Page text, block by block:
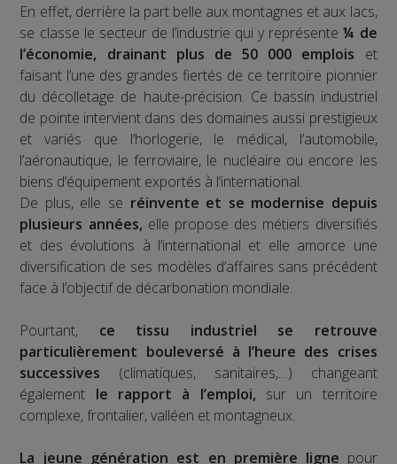
En effet, derrière la part belle aux montagnes et aux lacs,
se classe le secteur de l’industrie qui y représente¼ de
l’économie, drainant plus de 50 000 emplois et
faisant l’une des grandes fiertés de ce territoire pionnier
du décolletage de haute-précision. Ce bassin industriel
de pointe intervient dans des domaines aussi prestigieux
et variés que l’horlogerie, le médical, l’automobile,
l’aéronautique, le ferroviaire, le nucléaire ou encore les
biens d’équipement exportés à l’international.
De plus, elle se réinvente et se modernise depuis
plusieurs années, elle propose des métiers diversifiés
et des évolutions à l’international et elle amorce une
diversification de ses modèles d’affaires sans précédent
face à l’objectif de décarbonation mondiale.
Pourtant, ce tissu industriel se retrouve
particulièrement bouleversé à l’heure des crises
successives (climatiques, sanitaires,…) changeant
également le rapport à l’emploi, sur un territoire
complexe, frontalier, valléen et montagneux.
La jeune génération est en première ligne pour